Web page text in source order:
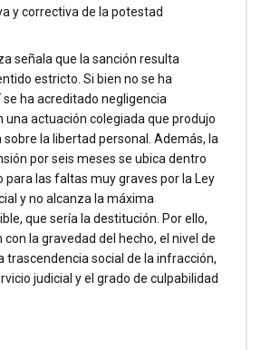
y correctiva de la potestad
señala que la sanción resulta
estricto. Si bien no se ha
ha acreditado negligencia
una actuación colegiada que produjo
la libertad personal. Además, la
por seis meses se ubica dentro
para las faltas muy graves por la Ley
y no alcanza la máxima
que sería la destitución. Por ello,
la gravedad del hecho, el nivel de
trascendencia social de la infracción,
judicial y el grado de culpabilidad